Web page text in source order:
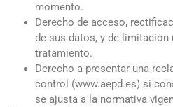
momento.
Derecho de acceso,
de sus datos, y de
tratamiento.
Derecho a presentar una
control (www.aepd.es) si
se ajusta a la normativa